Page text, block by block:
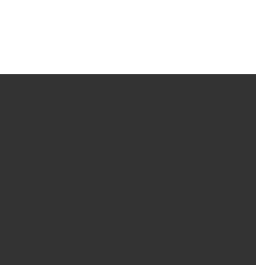
Fertigungsprozesse
große Rolle. Die Studierenden